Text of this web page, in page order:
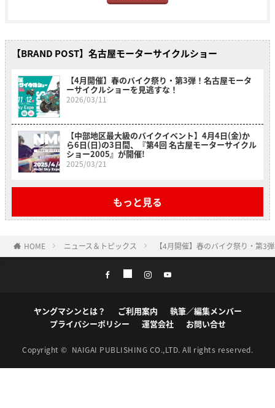
【BRAND POST】名古屋モーターサイクルショー
【4月開催】春のバイク祭り・第3弾！名古屋モータ
ーサイクルショーを見逃すな！
2026/03/11
【中部地区最大級のバイクイベント】4月4日(金)か
ら6日(日)の3日間、『第4回 名古屋モーターサイクル
ショー2005』が開催!
2025/03/21
もっと見る
HOME ニュース＆トピックス 【4月開催】春のバイク祭り・第3
ヤングマシンとは？ ご利用案内
執筆／編集メンバー
プライバシーポリシー
運営会社 お問い合せ
Copyright © NAIGAI PUBLISHING CO.,LTD. All rights reserved.